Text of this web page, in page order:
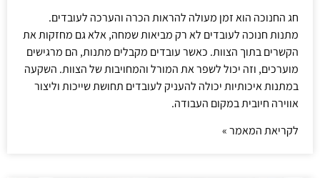
חג החנוכה הוא זמן מעולה להראות הכרה והערכה לעובדים.
מתנות חנוכה לעובדים לא רק מביאות שמחה, אלא גם מחזקות את
הקשרים בתוך הצוות. כאשר עובדים מקבלים מתנות, הם מרגישים
מוערכים, וזה יכול לשפר את המורל והמחויבות של הצוות. השקעה
במתנות איכותיות יכולה להעניק לעובדים תחושת שייכות וליצור
אווירה חיובית במקום העבודה.
לקריאת המאמר »